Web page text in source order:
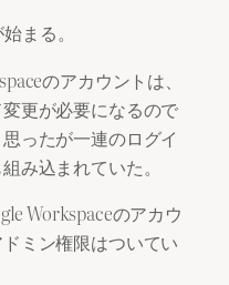
まる。
のアカウントは、
更が必要になるので
ったが一連のログイ
み込まれていた。
Workspaceのアカウ
ミン権限はついてい